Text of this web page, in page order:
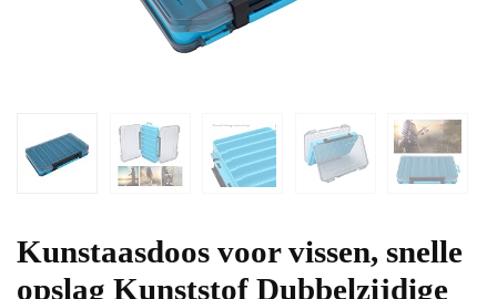
Kunstaasdoos voor vissen, snelle
opslag Kunststof Dubbelzijdige